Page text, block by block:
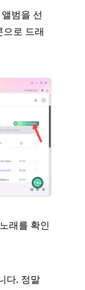
범을 선
로 드래
래를 확인
다. 정말